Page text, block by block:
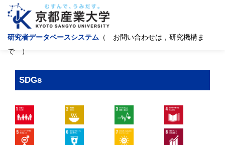
研究者データベースシステム （ お問い合わせは，研究機構ま
で ）
SDGs